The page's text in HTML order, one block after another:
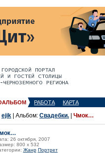
РАБОТА КАРТА
ejik | Альбом: Свадебки. Чмок…
26 октября, 2007
800 x 532
Жанр Портрет